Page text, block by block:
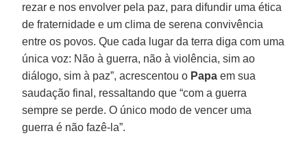
rezar e nos envolver pela paz, para difundir uma ética
de fraternidade e um clima de serena convivência
entre os povos. Que cada lugar da terra diga com uma
única voz: Não à guerra, não à violência, sim ao
diálogo, sim à paz”, acrescentou o Papa em sua
saudação final, ressaltando que “com a guerra
sempre se perde. O único modo de vencer uma
guerra é não fazê-la”.